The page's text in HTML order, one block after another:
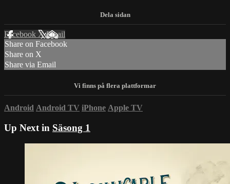
Facebook XEmail
Share on Facebook
Share on X
Share via Email
Android Android TV iPhone Apple TV
Up Next in Säsong 1